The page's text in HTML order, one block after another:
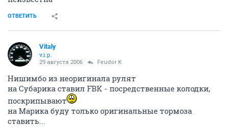
ОТВЕТИТЬ
Vitaly
v.i.p.
29 августа 2006 Feudor K
Нишимбо из неоригинала рулят
на Субарика ставил FBK - посредственные колодки,
поскрипывают
на Марика буду только оригинальные тормоза
ставить...